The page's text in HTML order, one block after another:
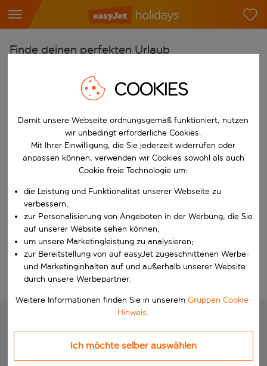
Finde deinen perfekten Urlaub
Flughafen wählen
Beginne mit der Eingabe für die automatische
Reiseziel wählen
Nach
Wähle ein Ab- und Rückflugdatum aus.
Reisezeitraum wählen
Wann
Wer
Suchen
COOKIES
Damit unsere Webseite ordnungsgemäß funktioniert, nutzen
wir unbedingt erforderliche Cookies.
Mit Ihrer Einwilligung, die Sie jederzeit widerrufen oder
anpassen können, verwenden wir Cookies sowohl als auch
Cookie freie Technologie um:
die Leistung und Funktionalität unserer Webseite zu
verbessern;
zur Personalisierung von Angeboten in der Werbung, die Sie
auf unserer Website sehen können;
um unsere Marketingleistung zu analysieren;
zur Bereitstellung von auf easyJet zugeschnittenen Werbe-
und Marketinginhalten auf und außerhalb unserer Website
durch unsere Werbepartner.
Weitere Informationen finden Sie in unserem Gruppen Cookie-
Hinweis.
Ich möchte selber auswählen